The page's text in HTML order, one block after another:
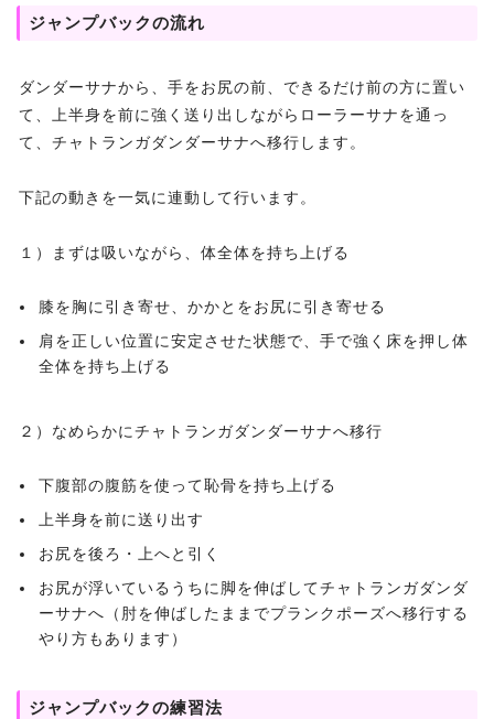
ジャンプバックの流れ
ダンダーサナから、手をお尻の前、できるだけ前の方に置い
て、上半身を前に強く送り出しながらローラーサナを通っ
て、チャトランガダンダーサナへ移行します。
下記の動きを一気に連動して行います。
１）まずは吸いながら、体全体を持ち上げる
膝を胸に引き寄せ、かかとをお尻に引き寄せる
肩を正しい位置に安定させた状態で、手で強く床を押し体
全体を持ち上げる
２）なめらかにチャトランガダンダーサナへ移行
下腹部の腹筋を使って恥骨を持ち上げる
上半身を前に送り出す
お尻を後ろ・上へと引く
お尻が浮いているうちに脚を伸ばしてチャトランガダンダ
ーサナへ（肘を伸ばしたままでプランクポーズへ移行する
やり方もあります）
ジャンプバックの練習法